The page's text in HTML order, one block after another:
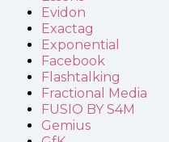
Evidon
Exactag
Exponential
Facebook
Flashtalking
Fractional Media
FUSIO BY S4M
Gemius